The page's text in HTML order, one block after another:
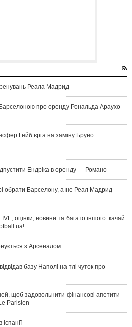
Реала Мадрид
про оренду Рональда Араухо
Гейб’єрга на заміну Бруно
Ендріка в оренду — Романо
обрати Барселону, а не Реал Мадрид —
оцінки, новини та багато іншого: качай
з Арсеналом
базу Наполі на тлі чуток про
щоб задовольнити фінансові апетити
Parisien